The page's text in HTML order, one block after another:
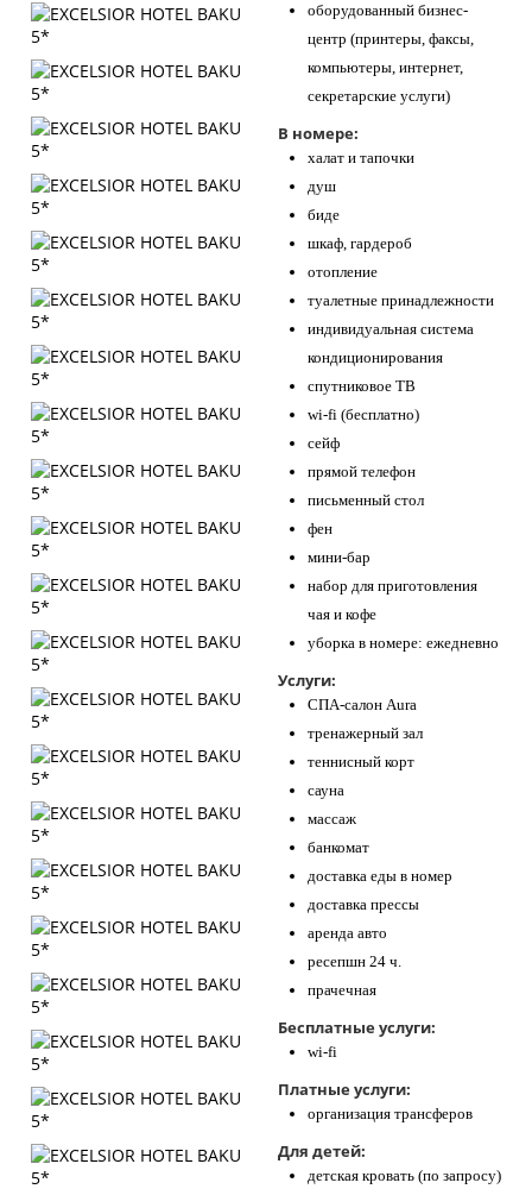
оборудованный бизнес-
центр (принтеры, факсы,
компьютеры, интернет,
секретарские услуги)
В номере:
халат и тапочки
душ
биде
шкаф, гардероб
отопление
туалетные принадлежности
индивидуальная система
кондиционирования
спутниковое ТВ
wi-fi (бесплатно)
сейф
прямой телефон
письменный стол
фен
мини-бар
набор для приготовления
чая и кофе
уборка в номере: ежедневно
Услуги:
СПА-салон Aura
тренажерный зал
теннисный корт
сауна
массаж
банкомат
доставка еды в номер
доставка прессы
аренда авто
ресепшн 24 ч.
прачечная
Бесплатные услуги:
wi-fi
Платные услуги:
организация трансферов
Для детей:
детская кровать (по запросу)